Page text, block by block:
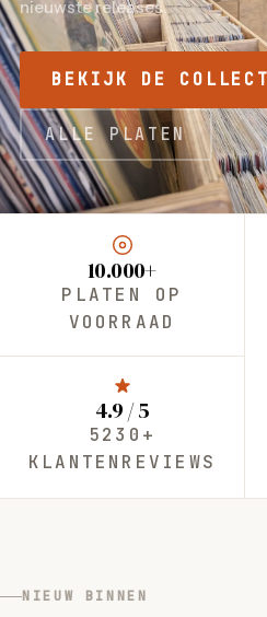
nieuwste releases.
BEKIJK DE
ALLE PLATEN
10.000+
PLATEN OP
VOORRAAD
4.9 / 5
5230+
KLANTENREVIEWS
NIEUW BINNEN